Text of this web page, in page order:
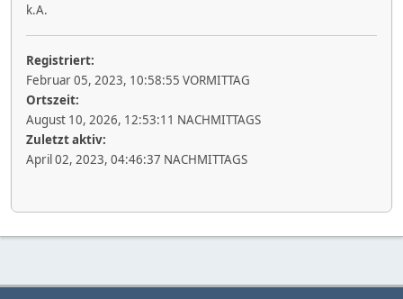
k.A.
Registriert:
Februar 05, 2023, 10:58:55 VORMITTAG
Ortszeit:
August 10, 2026, 12:53:11 NACHMITTAGS
Zuletzt aktiv:
April 02, 2023, 04:46:37 NACHMITTAGS